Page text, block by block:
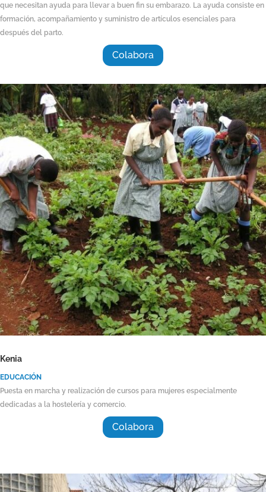
que necesitan ayuda para llevar a buen fin su embarazo. La ayuda consiste en
formación, acompañamiento y suministro de artículos esenciales para
después del parto.
Colabora
Kenia
EDUCACIÓN
Puesta en marcha y realización de cursos para mujeres especialmente
dedicadas a la hostelería y comercio.
Colabora